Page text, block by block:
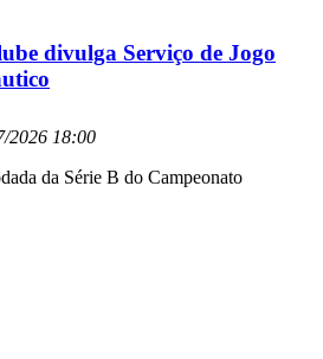
divulga Serviço de Jogo
2026 18:00
da Série B do Campeonato